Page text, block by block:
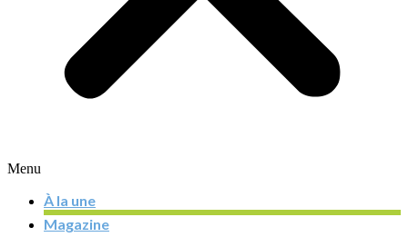
Menu
À la une
Magazine